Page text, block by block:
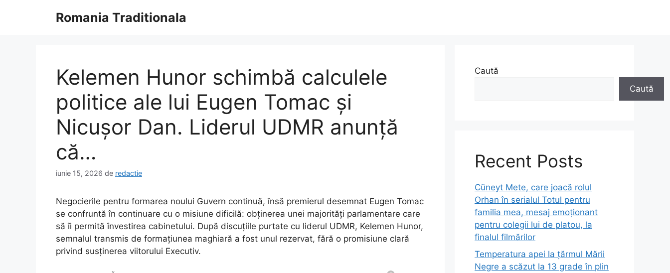
Romania Traditionala
Kelemen Hunor schimbă calculele
politice ale lui Eugen Tomac și
Nicușor Dan. Liderul UDMR anunță
că…
iunie 15, 2026 de redactie
Negocierile pentru formarea noului Guvern continuă, însă premierul desemnat Eugen Tomac
se confruntă în continuare cu o misiune dificilă: obținerea unei majorități parlamentare care
să îi permită învestirea cabinetului. După discuțiile purtate cu liderul UDMR, Kelemen Hunor,
semnalul transmis de formațiunea maghiară a fost unul rezervat, fără o promisiune clară
privind susținerea viitorului Executiv.
Caută
Caută
Recent Posts
Cüneyt Mete, care joacă rolul
Orhan în serialul Totul pentru
familia mea, mesaj emoționant
pentru colegii lui de platou, la
finalul filmărilor
Temperatura apei la țărmul Mării
Negre a scăzut la 13 grade în plin